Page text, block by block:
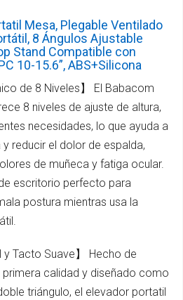
Mesa, Plegable Ventilado
8 Ángulos Ajustable
Stand Compatible con
10-15.6”, ABS+Silicona
de 8 Niveles】 El Babacom
8 niveles de ajuste de altura,
necesidades, lo que ayuda a
reducir el dolor de espalda,
de muñeca y fatiga ocular.
escritorio perfecto para
postura mientras usa la
y Tacto Suave】 Hecho de
calidad y diseñado como
triángulo, el elevador portatil